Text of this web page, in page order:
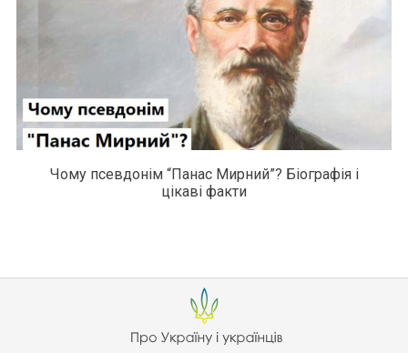
Чому псевдонім “Панас Мирний”? Біографія і
цікаві факти